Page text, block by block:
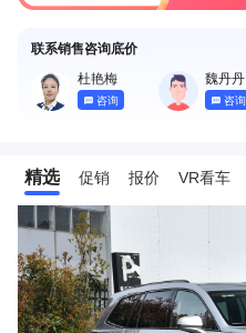
联系销售咨询底价
杜艳梅
咨询
魏丹丹
咨询
精选 促销 报价 VR看车